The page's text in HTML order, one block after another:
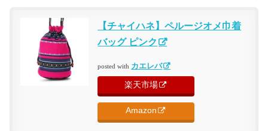
【チャイハネ】ペルージオメ巾着
バッグ ピンク
posted with カエレバ
楽天市場
Amazon